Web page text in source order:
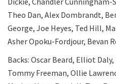
Theo Dan, Alex Dombrandt,
George, Joe Heyes, Ted Hill,
Asher Opoku-Fordjour, Bevan
Backs: Oscar Beard, Elliot
Tommy Freeman, Ollie